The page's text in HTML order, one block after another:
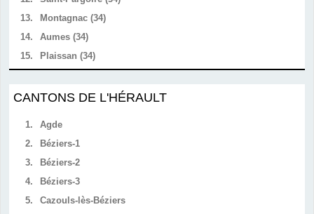
13.
Montagnac (34)
14.
Aumes (34)
15.
Plaissan (34)
CANTONS DE L'HÉRAULT
1.
Agde
2.
Béziers-1
3.
Béziers-2
4.
Béziers-3
5.
Cazouls-lès-Béziers